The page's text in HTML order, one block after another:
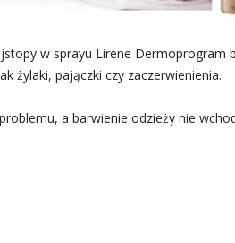
w sprayu Lirene Dermoprogram
żylaki, pajączki czy zaczerwienienia.
a barwienie odzieży nie